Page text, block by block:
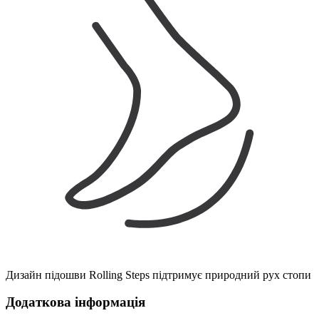
Дизайн підошви Rolling Steps підтримує природний рух стопи
Додаткова інформація